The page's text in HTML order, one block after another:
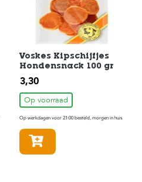
Voskes Kipschijfjes
Hondensnack 100 gr
3,30
Op voorraad
Op werkdagen voor 21:00 besteld, morgen in huis